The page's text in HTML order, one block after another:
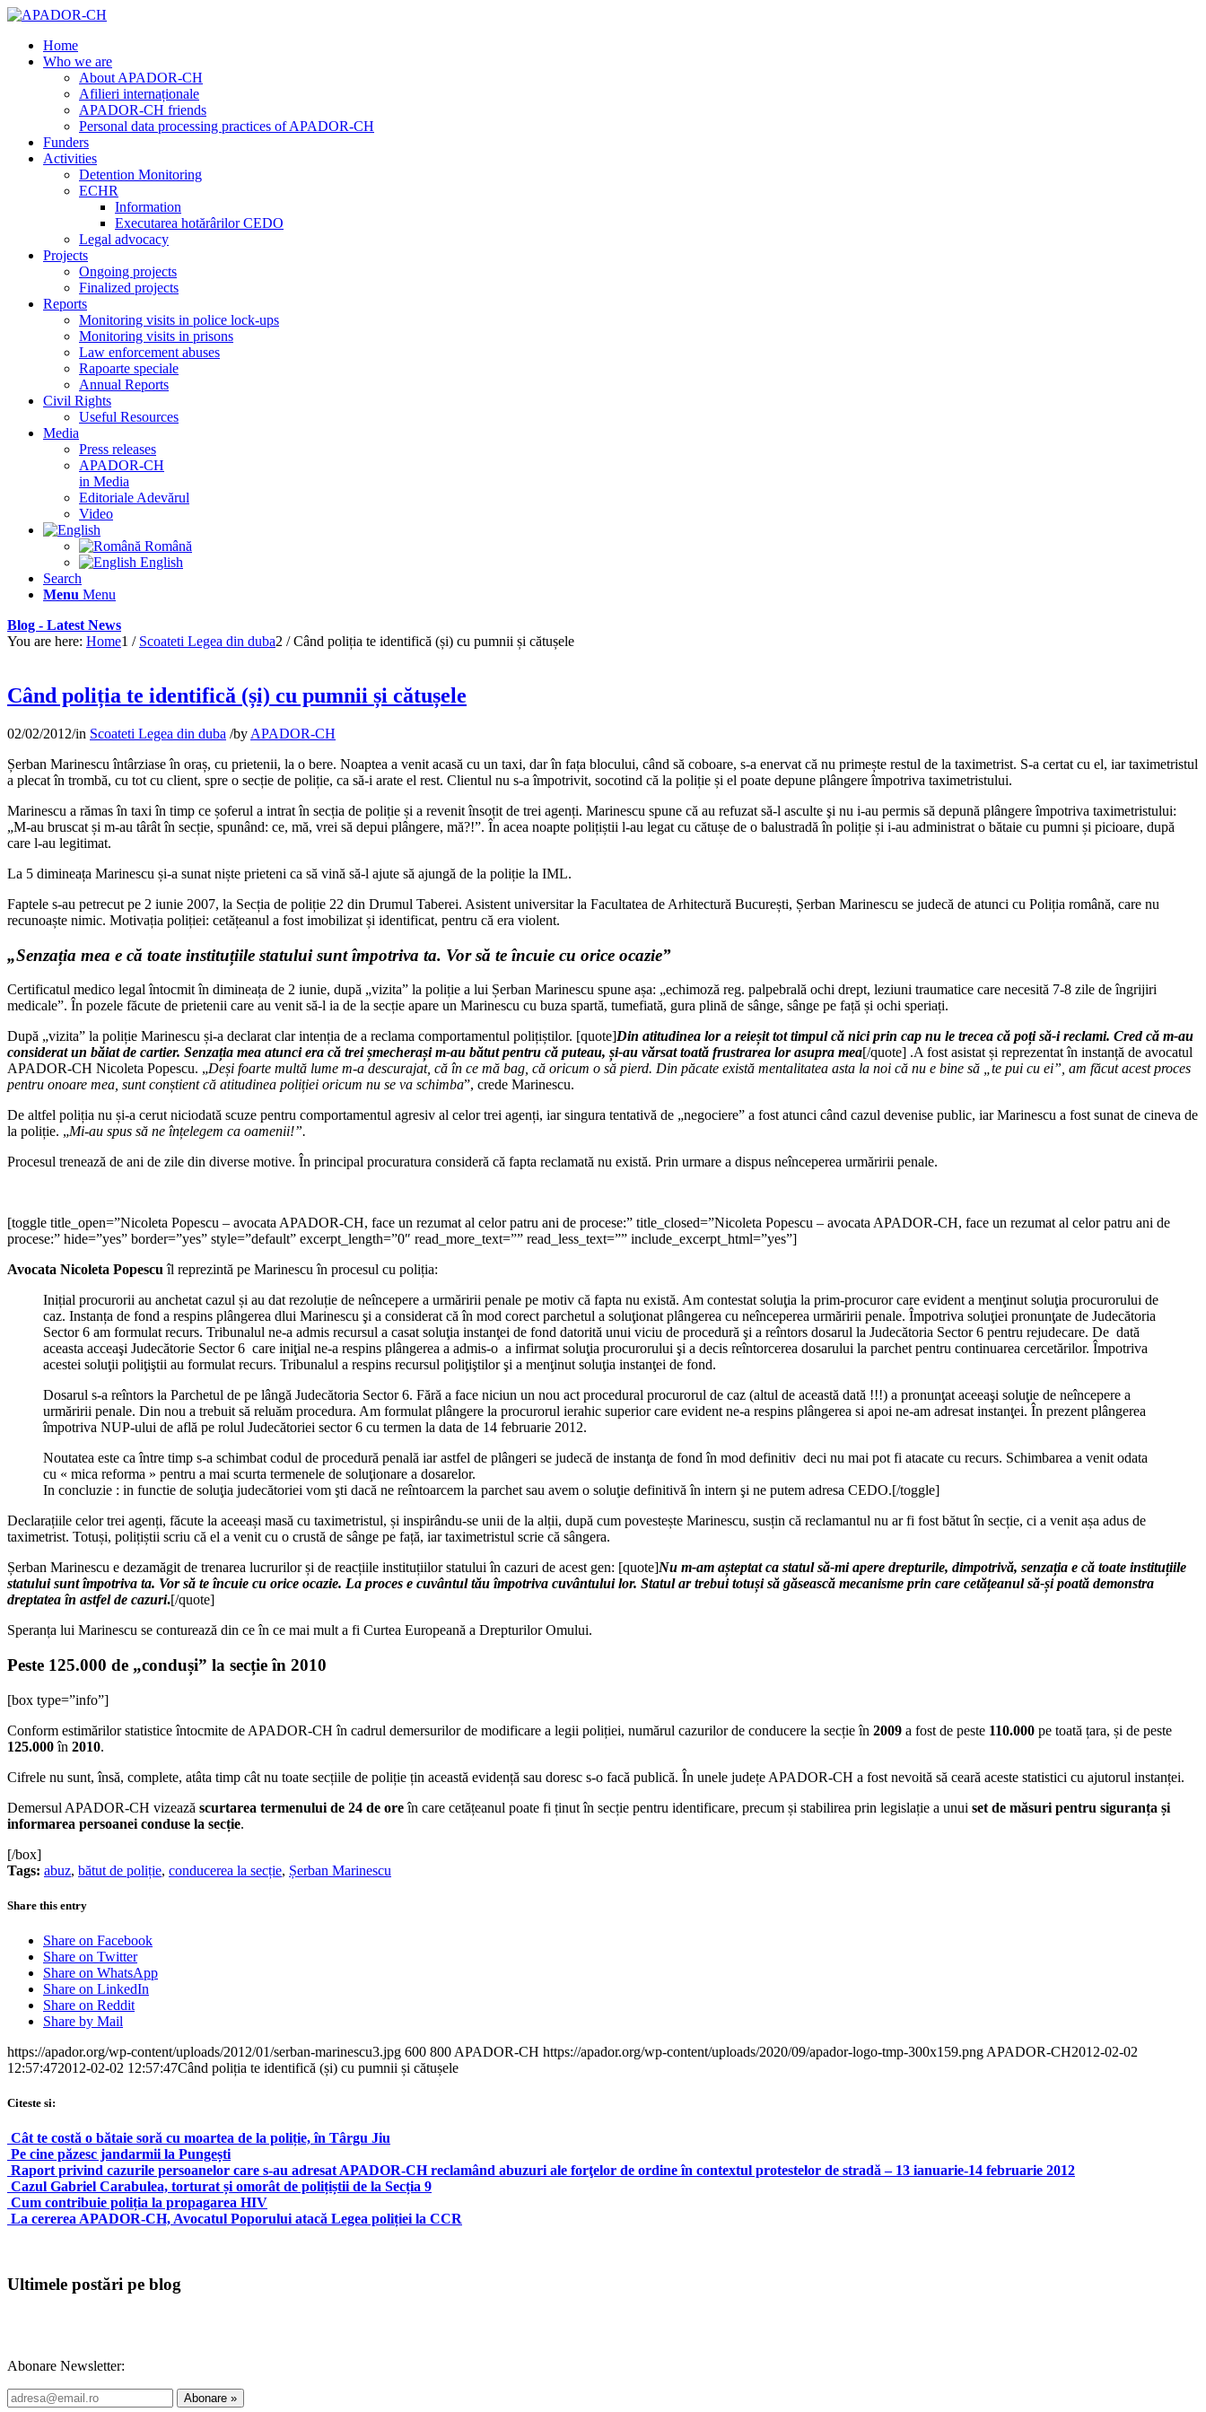
Home
Who we are
About APADOR-CH
Afilieri internaționale
APADOR-CH friends
Personal data processing practices of APADOR-CH
Funders
Activities
Detention Monitoring
ECHR
Information
Executarea hotărârilor CEDO
Legal advocacy
Projects
Ongoing projects
Finalized projects
Reports
Monitoring visits in police lock-ups
Monitoring visits in prisons
Law enforcement abuses
Rapoarte speciale
Annual Reports
Civil Rights
Useful Resources
Media
Press releases
APADOR-CH
in Media
Editoriale Adevărul
Video
Română
English
Search
Menu Menu
Blog - Latest News
You are here: Home1 / Scoateti Legea din duba2 / Când poliția te identifică (și) cu pumnii și cătușele
Când poliția te identifică (și) cu pumnii și cătușele
02/02/2012/in Scoateti Legea din duba /by APADOR-CH
Șerban Marinescu întârziase în oraș, cu prietenii, la o bere. Noaptea a venit acasă cu un taxi, dar în fața blocului, când să coboare, s-a enervat că nu primește restul de la taximetrist. S-a certat cu el, iar taximetristul
a plecat în trombă, cu tot cu client, spre o secție de poliție, ca să-i arate el rest. Clientul nu s-a împotrivit, socotind că la poliție și el poate depune plângere împotriva taximetristului.
Marinescu a rămas în taxi în timp ce șoferul a intrat în secția de poliție și a revenit însoțit de trei agenți. Marinescu spune că au refuzat să-l asculte şi nu i-au permis să depună plângere împotriva taximetristului:
„M-au bruscat și m-au târât în secție, spunând: ce, mă, vrei să depui plângere, mă?!”. În acea noapte polițiștii l-au legat cu cătușe de o balustradă în poliție și i-au administrat o bătaie cu pumni și picioare, după
care l-au legitimat.
La 5 dimineața Marinescu și-a sunat niște prieteni ca să vină să-l ajute să ajungă de la poliție la IML.
Faptele s-au petrecut pe 2 iunie 2007, la Secția de poliție 22 din Drumul Taberei. Asistent universitar la Facultatea de Arhitectură București, Șerban Marinescu se judecă de atunci cu Poliția română, care nu
recunoaște nimic. Motivația poliției: cetățeanul a fost imobilizat și identificat, pentru că era violent.
„Senzația mea e că toate instituțiile statului sunt împotriva ta. Vor să te încuie cu orice ocazie”
Certificatul medico legal întocmit în dimineața de 2 iunie, după „vizita” la poliție a lui Șerban Marinescu spune așa: „echimoză reg. palpebrală ochi drept, leziuni traumatice care necesită 7-8 zile de îngrijiri
medicale”. În pozele făcute de prietenii care au venit să-l ia de la secție apare un Marinescu cu buza spartă, tumefiată, gura plină de sânge, sânge pe față și ochi speriați.
După „vizita” la poliție Marinescu și-a declarat clar intenția de a reclama comportamentul polițiștilor. [quote]Din atitudinea lor a reieșit tot timpul că nici prin cap nu le trecea că poți să-i reclami. Cred că m-au
considerat un băiat de cartier. Senzația mea atunci era că trei șmecherași m-au bătut pentru că puteau, și-au vărsat toată frustrarea lor asupra mea[/quote] .A fost asistat și reprezentat în instanță de avocatul
APADOR-CH Nicoleta Popescu. „Deși foarte multă lume m-a descurajat, că în ce mă bag, că oricum o să pierd. Din păcate există mentalitatea asta la noi că nu e bine să „te pui cu ei”, am făcut acest proces
pentru onoare mea, sunt conștient că atitudinea poliției oricum nu se va schimba”, crede Marinescu.
De altfel poliția nu și-a cerut niciodată scuze pentru comportamentul agresiv al celor trei agenți, iar singura tentativă de „negociere” a fost atunci când cazul devenise public, iar Marinescu a fost sunat de cineva de
la poliție. „Mi-au spus să ne înțelegem ca oamenii!”.
Procesul trenează de ani de zile din diverse motive. În principal procuratura consideră că fapta reclamată nu există. Prin urmare a dispus neînceperea urmăririi penale.
[toggle title_open=”Nicoleta Popescu – avocata APADOR-CH, face un rezumat al celor patru ani de procese:” title_closed=”Nicoleta Popescu – avocata APADOR-CH, face un rezumat al celor patru ani de
procese:” hide=”yes” border=”yes” style=”default” excerpt_length=”0″ read_more_text=”” read_less_text=”” include_excerpt_html=”yes”]
Avocata Nicoleta Popescu îl reprezintă pe Marinescu în procesul cu poliția:
Inițial procurorii au anchetat cazul și au dat rezoluție de neîncepere a urmăririi penale pe motiv că fapta nu există. Am contestat soluţia la prim-procuror care evident a menţinut soluţia procurorului de
caz. Instanța de fond a respins plângerea dlui Marinescu şi a considerat că în mod corect parchetul a soluţionat plângerea cu neînceperea urmăririi penale. Împotriva soluţiei pronunţate de Judecătoria
Sector 6 am formulat recurs. Tribunalul ne-a admis recursul a casat soluţia instanţei de fond datorită unui viciu de procedură şi a reîntors dosarul la Judecătoria Sector 6 pentru rejudecare. De dată
aceasta acceaşi Judecătorie Sector 6 care iniţial ne-a respins plângerea a admis-o a infirmat soluţia procurorului şi a decis reîntorcerea dosarului la parchet pentru continuarea cercetărilor. Împotriva
acestei soluţii poliţiştii au formulat recurs. Tribunalul a respins recursul poliţiştilor şi a menţinut soluţia instanţei de fond.
Dosarul s-a reîntors la Parchetul de pe lângă Judecătoria Sector 6. Fără a face niciun un nou act procedural procurorul de caz (altul de această dată !!!) a pronunţat aceeaşi soluţie de neîncepere a
urmăririi penale. Din nou a trebuit să reluăm procedura. Am formulat plângere la procurorul ierahic superior care evident ne-a respins plângerea si apoi ne-am adresat instanţei. În prezent plângerea
împotriva NUP-ului de află pe rolul Judecătoriei sector 6 cu termen la data de 14 februarie 2012.
Noutatea este ca între timp s-a schimbat codul de procedură penală iar astfel de plângeri se judecă de instanţa de fond în mod definitiv deci nu mai pot fi atacate cu recurs. Schimbarea a venit odata
cu « mica reforma » pentru a mai scurta termenele de soluţionare a dosarelor.
In concluzie : in functie de soluţia judecătoriei vom şti dacă ne reîntoarcem la parchet sau avem o soluţie definitivă în intern şi ne putem adresa CEDO.[/toggle]
Declarațiile celor trei agenți, făcute la aceeași masă cu taximetristul, și inspirându-se unii de la alții, după cum povestește Marinescu, susțin că reclamantul nu ar fi fost bătut în secție, ci a venit așa adus de
taximetrist. Totuși, polițiștii scriu că el a venit cu o crustă de sânge pe față, iar taximetristul scrie că sângera.
Șerban Marinescu e dezamăgit de trenarea lucrurilor și de reacțiile instituțiilor statului în cazuri de acest gen: [quote]Nu m-am așteptat ca statul să-mi apere drepturile, dimpotrivă, senzația e că toate instituțiile
statului sunt împotriva ta. Vor să te încuie cu orice ocazie. La proces e cuvântul tău împotriva cuvântului lor. Statul ar trebui totuși să găsească mecanisme prin care cetățeanul să-și poată demonstra
dreptatea în astfel de cazuri.[/quote]
Speranța lui Marinescu se conturează din ce în ce mai mult a fi Curtea Europeană a Drepturilor Omului.
Peste 125.000 de „conduși” la secție în 2010
[box type=”info”]
Conform estimărilor statistice întocmite de APADOR-CH în cadrul demersurilor de modificare a legii poliției, numărul cazurilor de conducere la secție în 2009 a fost de peste 110.000 pe toată țara, și de peste
125.000în 2010.
Cifrele nu sunt, însă, complete, atâta timp cât nu toate secțiile de poliție țin această evidență sau doresc s-o facă publică. În unele județe APADOR-CH a fost nevoită să ceară aceste statistici cu ajutorul instanței.
Demersul APADOR-CH vizează scurtarea termenului de 24 de oreîn care cetățeanul poate fi ținut în secție pentru identificare, precum și stabilirea prin legislație a unui set de măsuri pentru siguranța și
informarea persoanei conduse la secție.
[/box]
Tags: abuz, bătut de poliție, conducerea la secție, Șerban Marinescu
Share this entry
Share on Facebook
Share on Twitter
Share on WhatsApp
Share on LinkedIn
Share on Reddit
Share by Mail
https://apador.org/wp-content/uploads/2012/01/serban-marinescu3.jpg 600 800 APADOR-CH https://apador.org/wp-content/uploads/2020/09/apador-logo-tmp-300x159.png APADOR-CH2012-02-02
12:57:472012-02-02 12:57:47Când poliția te identifică (și) cu pumnii și cătușele
Citeste si:
Cât te costă o bătaie soră cu moartea de la poliție, în Târgu Jiu
Pe cine păzesc jandarmii la Pungești
Raport privind cazurile persoanelor care s-au adresat APADOR-CH reclamând abuzuri ale forţelor de ordine în contextul protestelor de stradă – 13 ianuarie-14 februarie 2012
Cazul Gabriel Carabulea, torturat și omorât de polițiștii de la Secția 9
Cum contribuie poliția la propagarea HIV
La cererea APADOR-CH, Avocatul Poporului atacă Legea poliției la CCR
Ultimele postări pe blog
Abonare Newsletter: